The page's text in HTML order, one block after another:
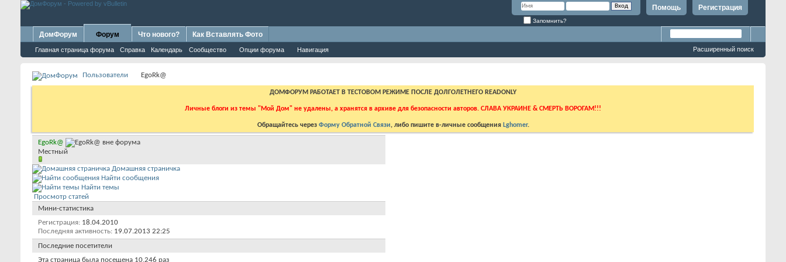
Регистрация
Помощь
Запомнить?
ДомФорум Форум
Главная страница форума Справка Календарь Сообщество Опции форума Навигация
Что нового? Как Вставлять Фото
Расширенный поиск
Пользователи EgoRk@
ДОМФОРУМ РАБОТАЕТ В ТЕСТОВОМ РЕЖИМЕ ПОСЛЕ ДОЛГОЛЕТНЕГО READONLY
Личные блоги из темы "Мой Дом" не удалены, а хранятся в архиве для безопасности авторов. СЛАВА УКРАИНЕ & СМЕРТЬ ВОРОГАМ!!!
Обращайтесь через Форму Обратной Связи, либо пишите в-личные сообщения Lghomer.
EgoRk@
Местный
Домашняя страничка
Найти сообщения
Найти темы
Просмотр статей
Мини-статистика
Регистрация 18.04.2010
Последняя активность 19.07.2013 22:25
Последние посетители
Эта страница была посещена 10,246 раз